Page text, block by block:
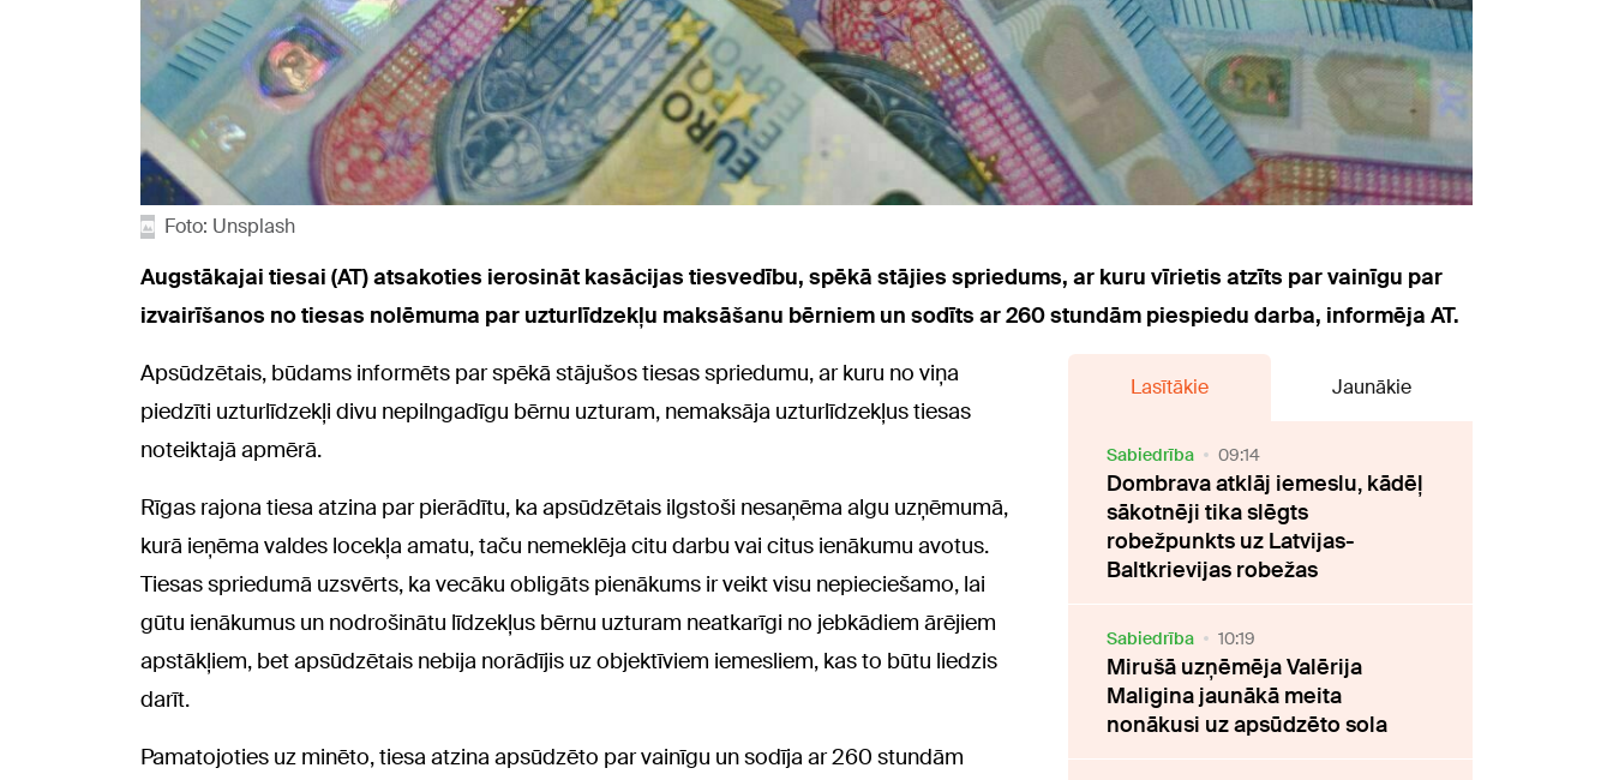
Foto: Unsplash
Augstākajai tiesai (AT) atsakoties ierosināt kasācijas tiesvedību, spēkā stājies spriedums, ar kuru vīrietis atzīts par vainīgu par
izvairīšanos no tiesas nolēmuma par uzturlīdzekļu maksāšanu bērniem un sodīts ar 260 stundām piespiedu darba, informēja AT.
Apsūdzētais, būdams informēts par spēkā stājušos tiesas spriedumu, ar kuru no viņa
piedzīti uzturlīdzekļi divu nepilngadīgu bērnu uzturam, nemaksāja uzturlīdzekļus tiesas
noteiktajā apmērā.
Rīgas rajona tiesa atzina par pierādītu, ka apsūdzētais ilgstoši nesaņēma algu uzņēmumā,
kurā ieņēma valdes locekļa amatu, taču nemeklēja citu darbu vai citus ienākumu avotus.
Tiesas spriedumā uzsvērts, ka vecāku obligāts pienākums ir veikt visu nepieciešamo, lai
gūtu ienākumus un nodrošinātu līdzekļus bērnu uzturam neatkarīgi no jebkādiem ārējiem
apstākļiem, bet apsūdzētais nebija norādījis uz objektīviem iemesliem, kas to būtu liedzis
darīt.
Pamatojoties uz minēto, tiesa atzina apsūdzēto par vainīgu un sodīja ar 260 stundām
Lasītākie Jaunākie
Sabiedrība 09:14
Dombrava atklāj iemeslu, kādēļ
sākotnēji tika slēgts
robežpunkts uz Latvijas-
Baltkrievijas robežas
Sabiedrība 10:19
Mirušā uzņēmēja Valērija
Maligina jaunākā meita
nonākusi uz apsūdzēto sola